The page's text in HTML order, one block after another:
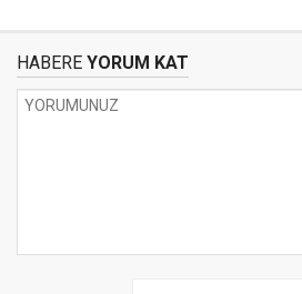
HABERE YORUM KAT